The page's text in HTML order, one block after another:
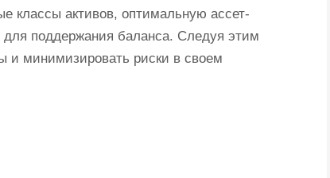
классы активов, оптимальную ассет-
поддержания баланса. Следуя этим
и минимизировать риски в своем